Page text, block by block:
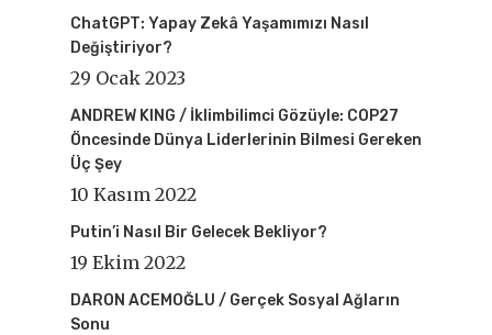
ChatGPT: Yapay Zekâ Yaşamımızı Nasıl
Değiştiriyor?
29 Ocak 2023
ANDREW KING / İklimbilimci Gözüyle: COP27
Öncesinde Dünya Liderlerinin Bilmesi Gereken
Üç Şey
10 Kasım 2022
Putin’i Nasıl Bir Gelecek Bekliyor?
19 Ekim 2022
DARON ACEMOĞLU / Gerçek Sosyal Ağların
Sonu